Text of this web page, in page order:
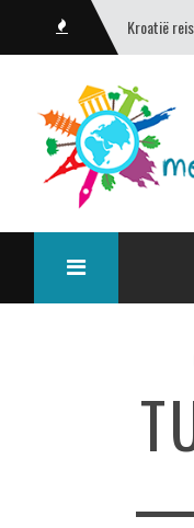
Kroatië